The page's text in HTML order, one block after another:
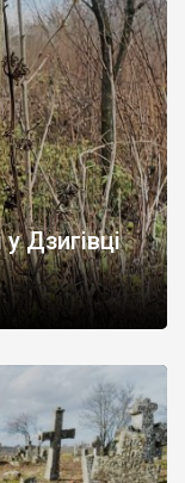
Коли із
Дзигівці